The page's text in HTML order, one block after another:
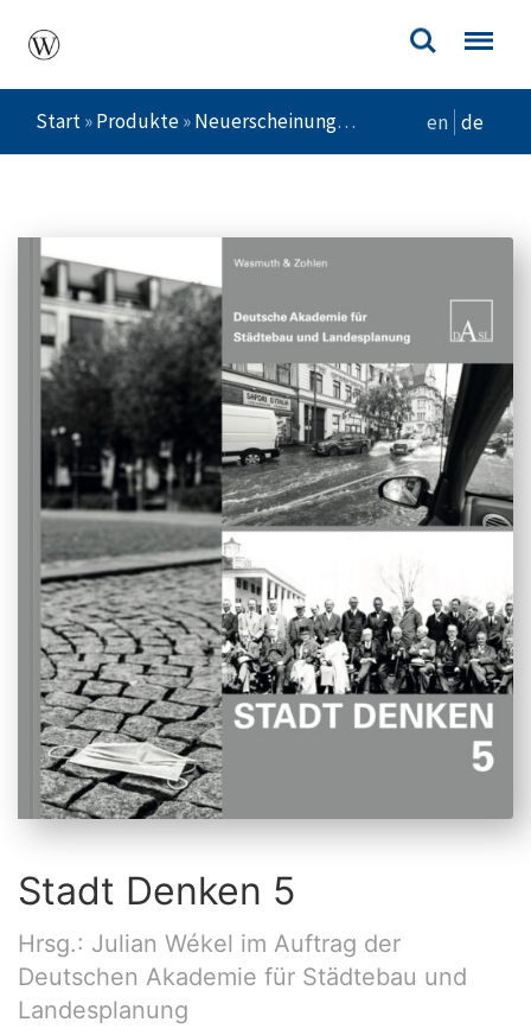
Start»Produkte»Neuerscheinungen Stadt Denken 5
en de
Stadt Denken 5
Hrsg.: Julian Wékel im Auftrag der
Deutschen Akademie für Städtebau und
Landesplanung